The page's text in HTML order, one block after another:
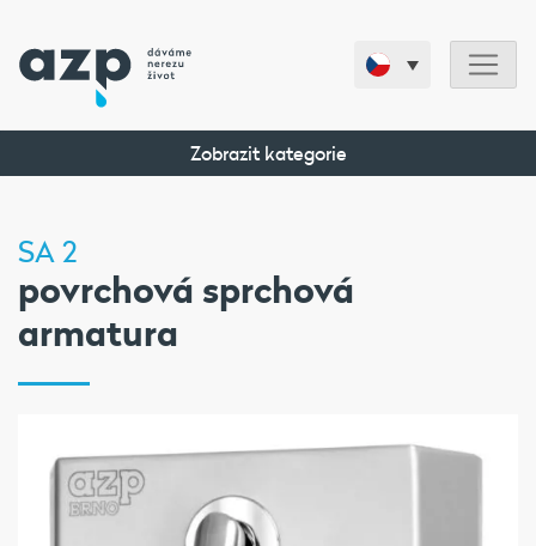
Zobrazit kategorie
SA 2
povrchová sprchová
armatura